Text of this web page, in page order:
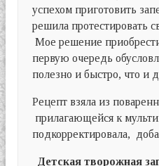
успехом приготовить
решила протестировать
Мое решение
первую очередь
полезно и быстро, что и
Рецепт взяла из
прилагающейся к
подкорректировала,
Детская творожная